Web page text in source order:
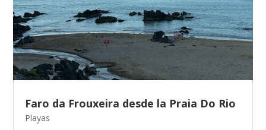
Faro da Frouxeira desde la Praia Do Rio
Playas